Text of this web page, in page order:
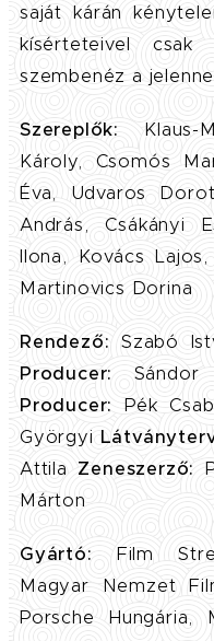
saját kárán
kísérteteivel
szembenéz a
Szereplők: Klaus-
Károly, Csomós
Éva, Udvaros
András, Csákányi
Ilona, Kovács
Martinovics Dorina
Rendező: Szabó
Producer:
Producer:
Pék
Györgyi
Attila Zeneszerző:
Márton
Gyártó: Film
Magyar Nemzet
Porsche Hungária,